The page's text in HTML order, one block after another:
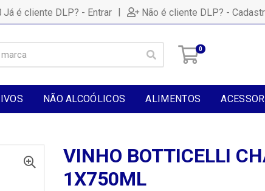
Já é cliente DLP? - Entrar | Não é cliente DLP? -
0
NÃO ALCOÓLICOS ALIMENTOS
VINHO BOTTICELLI
1X750ML